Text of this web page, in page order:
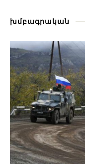
խմբագրական